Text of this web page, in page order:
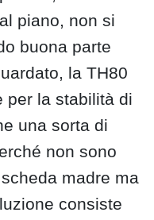
piano, non si
buona parte
la TH80
per la stabilità di
una sorta di
non sono
madre ma
consiste